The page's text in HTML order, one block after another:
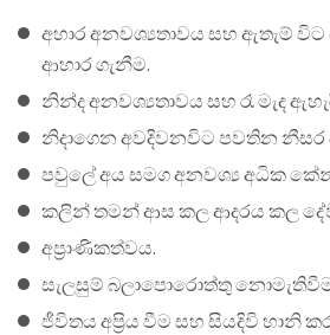
අහාර අනවශ්‍යතාවය සහ ඇතැම්
ආහාර ගැනීම.
නින්ද අනවශ්‍යතාවය සහ රෑ මැද
නිදාගෙන අවදිවනවිට පවතින නීසර
පවුලේ අය සමග අනවශ්‍ය අධික
කලින් තමන් ආස කල ආදරය කල
අප්‍රාණිකත්වය.
සැලසුම් බලාපොරොත්තු
ජීවිතය අප්‍රිය වීම සහ සියදිවි හානි